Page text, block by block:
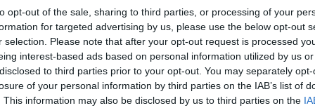
opt-out of the sale, sharing to third parties, or processing of your
for targeted advertising by us, please use the below opt-out
selection. Please note that after your opt-out request is processed
interest-based ads based on personal information utilized by us
to third parties prior to your opt-out. You may separately
of your personal information by third parties on the IAB’s list of
This information may also be disclosed by us to third parties on the
να σπάσει το παγκόσμιο ρεκόρ που είναι 10.49
περσινή σεζόν είναι ξεκάθαρα μια ανοιχτή
για να κυνηγήσω φέτος. Κοιτάζω να τρέξω 10.50
σκοπός… Πιστεύω ότι είναι στο δρόμο για να το
μία κούρσα στα 200μ., πρόσφατα σε αγώνες